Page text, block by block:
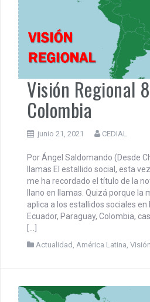
Visión Regional
Colombia
junio 21, 2021 CEDIAL
Por Ángel Saldomando (Desde
llamas El estallido social, esta
me ha recordado el título de la
llano en llamas. Quizá porque
aplica a los estallidos sociales en
Ecuador, Paraguay, Colombia,
Actualidad América Latina